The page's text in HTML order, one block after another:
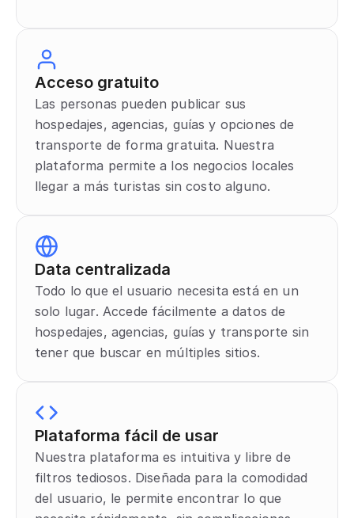
Acceso gratuito
Las personas pueden publicar sus
hospedajes, agencias, guías y opciones de
transporte de forma gratuita. Nuestra
plataforma permite a los negocios locales
llegar a más turistas sin costo alguno.
Data centralizada
Todo lo que el usuario necesita está en un
solo lugar. Accede fácilmente a datos de
hospedajes, agencias, guías y transporte sin
tener que buscar en múltiples sitios.
Plataforma fácil de usar
Nuestra plataforma es intuitiva y libre de
filtros tediosos. Diseñada para la comodidad
del usuario, le permite encontrar lo que